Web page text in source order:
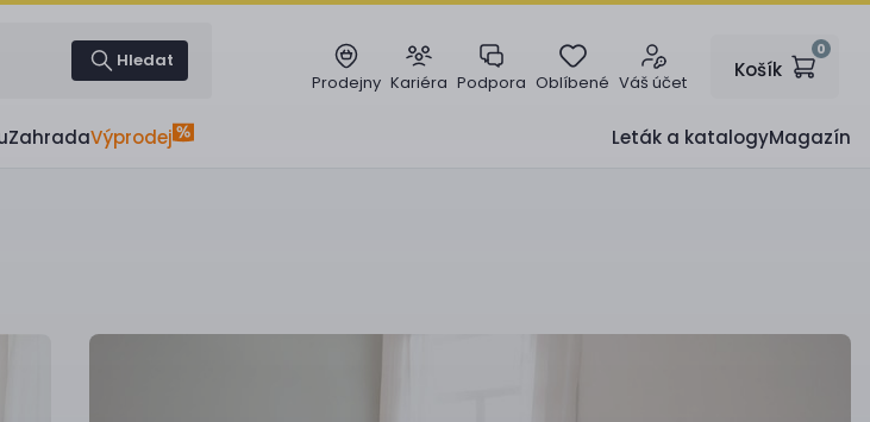
Hledat
Prodejny Kariéra Podpora Oblíbené Váš účet
Košík
0
ZahradaVýprodej Leták a katalogyMagazín